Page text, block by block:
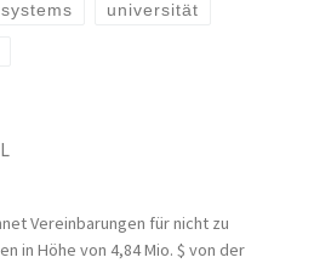
systems universität
Vereinbarungen für nicht zu
in Höhe von 4,84 Mio. $ von der